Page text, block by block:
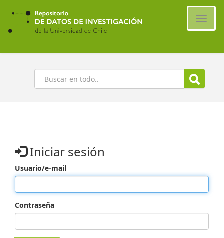
Ir
contenido
principal
Buscar
Iniciar sesión
Usuario/e-mail
Contraseña